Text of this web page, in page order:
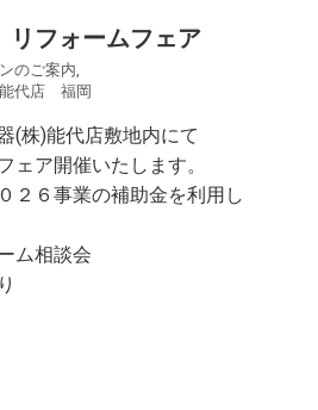
リフォームフェア
のご案内,
能代店 福岡
(株)能代店敷地内にて
ア開催いたします。
２６事業の補助金を利用し
ム相談会